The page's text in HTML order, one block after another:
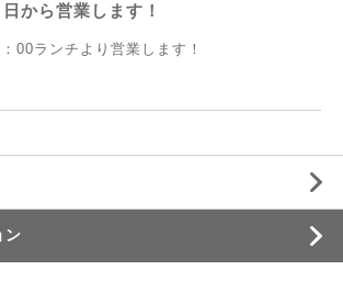
ら営業します！
ランチより営業します！
ン